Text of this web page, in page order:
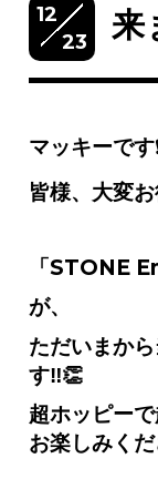
12
23
来
マッキーです
皆様、大変
「STONE
が、
ただいまか
す‼️👏
超ホッピー
お楽しみく